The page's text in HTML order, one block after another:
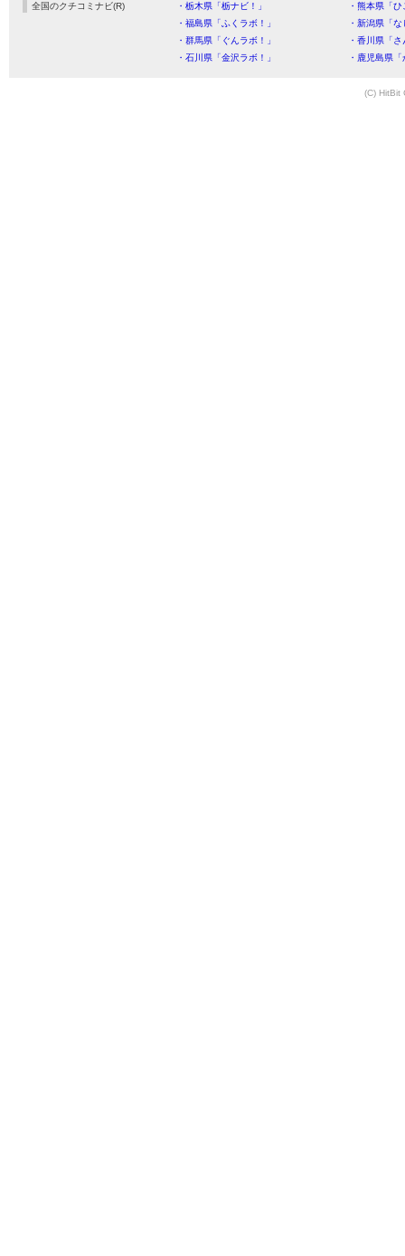
全国のクチコミナビ(R) ・栃木県「栃ナビ！」
・熊本県「
・福島県「ふくラボ！」
・新潟県「
・群馬県「ぐんラボ！」
・香川県「
・石川県「金沢ラボ！」
・鹿児島県
(C) HitBit